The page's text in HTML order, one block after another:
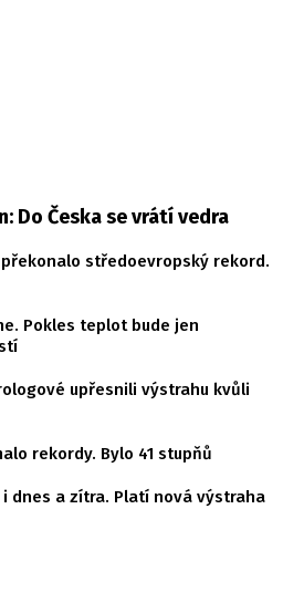
Do Česka se vrátí vedra
překonalo středoevropský rekord.
Pokles teplot bude jen
upřesnili výstrahu kvůli
rekordy. Bylo 41 stupňů
dnes a zítra. Platí nová výstraha